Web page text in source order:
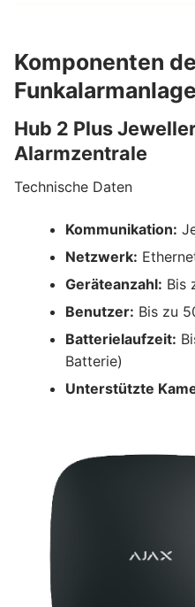
Komponenten
Funkalarmanlage
Hub 2 Plus
Alarmzentrale
Technische Daten
Kommunikation:
Netzwerk:
Geräteanzahl: Bis
Benutzer: Bis zu
Batterielaufzeit:
Batterie)
Unterstützte